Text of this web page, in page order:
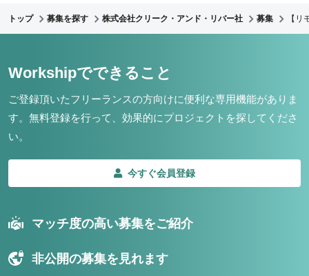
トップ 募集を探す 株式会社クリーク・アンド・リバー社 募集 【
Workshipでできること
ご登録頂いたフリーランスの方向けに便利な専用機能がありま
す。 無料登録を行って、効果的にプロジェクトを探してくださ
い。
今すぐ会員登録
マッチ度の高い募集をご紹介
非公開の募集を見れます